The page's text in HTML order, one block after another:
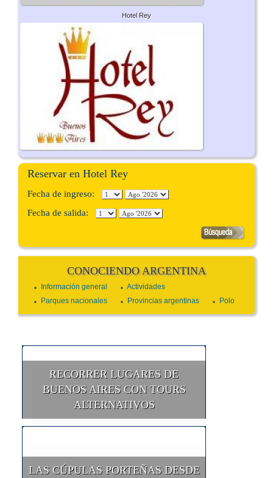
Hotel Rey
Reservar en Hotel Rey
Fecha de ingreso:
Fecha de salida:
CONOCIENDO ARGENTINA
Información general
Actividades
Parques nacionales
Provincias argentinas Polo
RECORRER LUGARES DE
BUENOS AIRES CON TOURS
ALTERNATIVOS
LAS CÚPULAS PORTEÑAS DESDE